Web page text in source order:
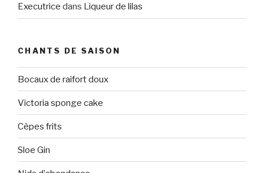
Executrice dans Liqueur de lilas
CHANTS DE SAISON
Bocaux de raifort doux
Victoria sponge cake
Cèpes frits
Sloe Gin